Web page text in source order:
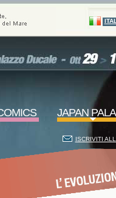
JAPAN
ISCRIVITI